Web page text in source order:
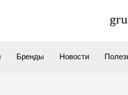
Бренды Новости